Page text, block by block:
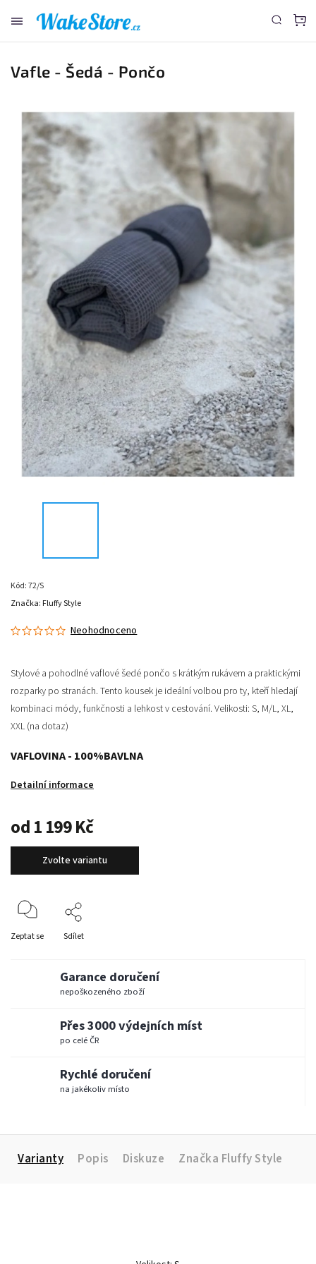
Vafle - Šedá - Pončo
Kód:72/S
Neohodnoceno
Stylové a pohodlnévaflové šedé pončo s krátkým rukávem a praktickými
rozparky po stranách. Tento kousek je ideální volbou pro ty, kteří hledají
kombinaci módy, funkčnosti a lehkost v cestování. Velikosti: S, M/L, XL,
XXL (na dotaz)
VAFLOVINA - 100%BAVLNA
Detailní informace
Značka: Fluffy Style
od1 199 Kč
Zvolte variantu
Zeptat se Sdílet
Garance doručení
nepoškozeného zboží
Přes 3000 výdejních míst
po celé ČR
Rychlé doručení
na jakékoliv místo
Varianty Popis Diskuze Značka Fluffy Style
www.wakestore.cz - Chat